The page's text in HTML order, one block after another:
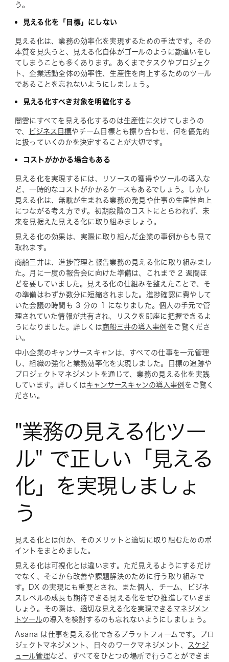
う。
見える化を「目標」にしない
見える化は、業務の効率化を実現するための手法です。その
本質を見失うと、見える化自体がゴールのように勘違いをし
てしまうことも多くあります。あくまでタスクやプロジェク
ト、企業活動全体の効率性、生産性を向上するためのツール
であることを忘れないようにしましょう。
見える化すべき対象を明確化する
闇雲にすべてを見える化するのは生産性に欠けてしまうの
で、
ビジネス目標やチーム目標とも擦り合わせ、何を優先的
に扱っていくのかを決定することが大切です。
コストがかかる場合もある
見える化を実現するには、リソースの獲得やツールの導入な
ど、一時的なコストがかかるケースもあるでしょう。しかし
見える化は、無駄が生まれる業務の発見や仕事の生産性向上
につながる考え方です。初期段階のコストにとらわれず、未
来を見据えた見える化に取り組みましょう。
見える化の効果は、実際に取り組んだ企業の事例からも見て
取れます。
商船三井は、進捗管理と報告業務の見える化に取り組みまし
た。月に一度の報告会に向けた準備は、これまで 2 週間ほ
どを要していました。見える化の仕組みを整えたことで、そ
の準備はわずか数分に短縮されました。進捗確認に費やして
いた会議の時間も 3 分の 1 になりました。個人の手元で管
理されていた情報が共有され、リスクを即座に把握できるよ
うになりました。詳しくは商船三井の導入事例 をご覧くださ
い。
中小企業のキャンサースキャンは、すべての仕事を一元管理
し、組織の強化と業務効率化を実現しました。目標の追跡や
プロジェクトマネジメントを通じて、業務の見える化を実践
しています。詳しくはキャンサースキャンの導入事例 をご覧く
ださい。
"業務の見える化ツー
ル" で正しい「見える
化」を実現しましょ
う
見える化とは何か、そのメリットと適切に取り組むためのポ
イントをまとめました。
見える化は可視化とは違います。ただ見えるようにするだけ
でなく、そこから改善や課題解決のために行う取り組みで
す。DX の実現にも重要とされ、また個人、チーム、ビジネ
スレベルの成長も期待できる見える化をぜひ推進していきま
しょう。その際は、適切な見える化を実現できるマネジメン
トツールの導入を検討するのも忘れないようにしましょう。
Asana は仕事を見える化できるプラットフォームです。プロ
ジェクトマネジメント、日々のワークマネジメント、
スケジ
ュール管理など、すべてをひとつの場所で行うことができま